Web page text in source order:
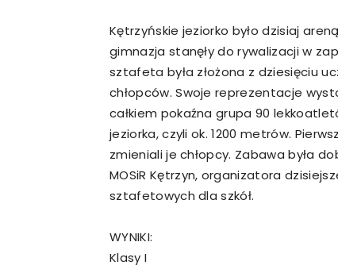
Kętrzyńskie jeziorko było dzisiaj
gimnazja stanęły do rywalizacji w
sztafeta była złożona z dziesięciu
chłopców. Swoje reprezentacje
całkiem pokaźna grupa 90
jeziorka, czyli ok. 1200 metrów.
zmieniali je chłopcy. Zabawa była
MOSiR Kętrzyn, organizatora
sztafetowych dla szkół.
WYNIKI:
Klasy I